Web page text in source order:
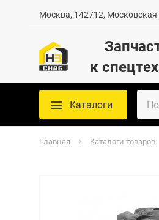
Москва, 142712, Московская
к
Каталоги
Главная Каталоги товаров